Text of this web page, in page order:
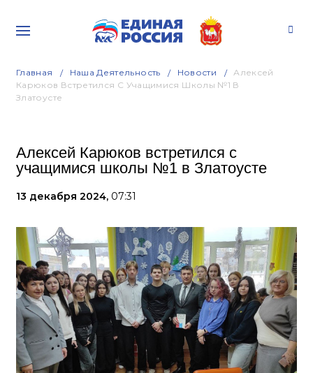
Главная Наша Деятельность Новости
Алексей
Карюков Встретился С Учащимися Школы №1 В
Златоусте
Алексей Карюков встретился с
учащимися школы №1 в Златоусте
13 декабря 2024, 07:31